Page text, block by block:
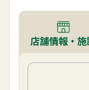
店舗情報・施